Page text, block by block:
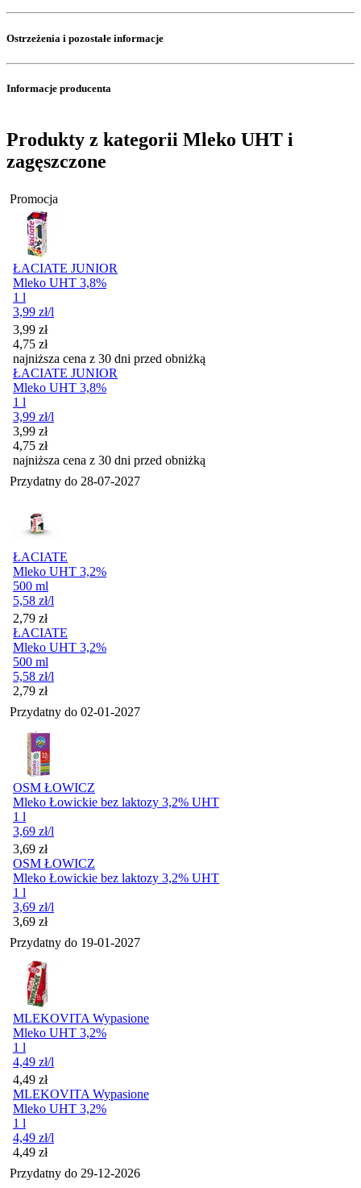
Ostrzeżenia i pozostałe informacje
Informacje producenta
Produkty z kategorii Mleko UHT i
zagęszczone
Promocja
ŁACIATE JUNIOR
Mleko UHT 3,8%
1 l
3,99 zł/l
Cena promocyjna
3,99 zł
4,75 zł
najniższa cena z 30 dni przed obniżką
ŁACIATE JUNIOR
Mleko UHT 3,8%
1 l
3,99 zł/l
Cena promocyjna
3,99 zł
4,75 zł
najniższa cena z 30 dni przed obniżką
Przydatny do 28-07-2027
ŁACIATE
Mleko UHT 3,2%
500 ml
5,58 zł/l
Cena
2,79 zł
ŁACIATE
Mleko UHT 3,2%
500 ml
5,58 zł/l
Cena
2,79 zł
Przydatny do 02-01-2027
OSM ŁOWICZ
Mleko Łowickie bez laktozy 3,2% UHT
1 l
3,69 zł/l
Cena
3,69 zł
OSM ŁOWICZ
Mleko Łowickie bez laktozy 3,2% UHT
1 l
3,69 zł/l
Cena
3,69 zł
Przydatny do 19-01-2027
MLEKOVITA Wypasione
Mleko UHT 3,2%
1 l
4,49 zł/l
Cena
4,49 zł
MLEKOVITA Wypasione
Mleko UHT 3,2%
1 l
4,49 zł/l
Cena
4,49 zł
Przydatny do 29-12-2026